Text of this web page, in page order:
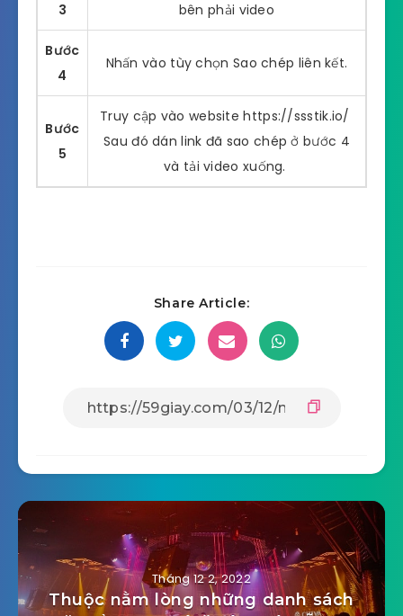
3
bên phải video
Bước
4
Nhấn vào tùy chọn Sao chép liên kết.
Bước
5
Truy cập vào website https://ssstik.io/
Sau đó dán link đã sao chép ở bước 4
và tải video xuống.
Share Article:
Tháng 12 2, 2022
Thuộc nằm lòng những danh sách